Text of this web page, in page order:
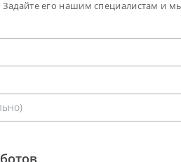
Задайте его нашим специалистам и